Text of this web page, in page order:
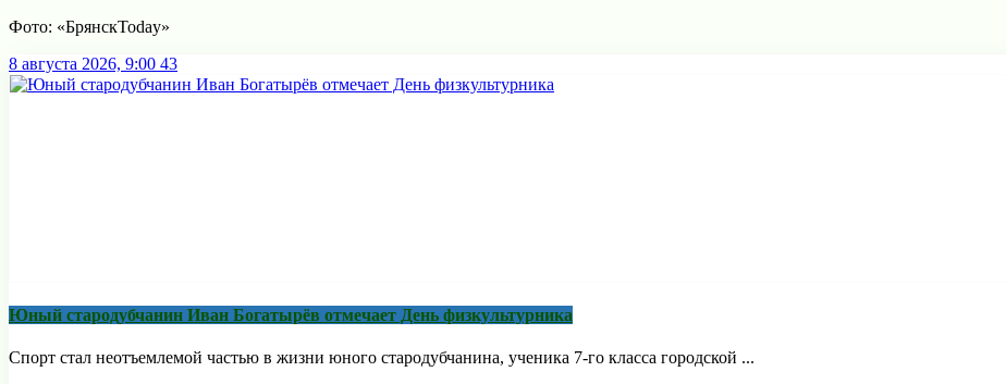
Фото: «БрянскToday»
8 августа 2026, 9:00 43
Юный стародубчанин Иван Богатырёв отмечает День физкультурника
Спорт стал неотъемлемой частью в жизни юного стародубчанина, ученика 7-го класса городской ...